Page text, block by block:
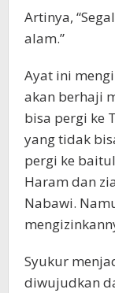
Artinya,
alam.”
Ayat ini
akan berhaji
bisa pergi ke
yang tidak
pergi ke
Haram dan
Nabawi.
Syukur
diwujudkan